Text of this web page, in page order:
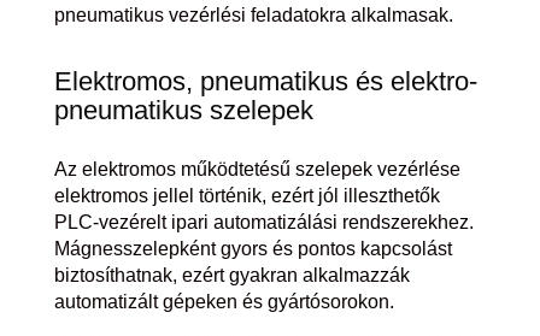
pneumatikus vezérlési feladatokra alkalmasak.
Elektromos, pneumatikus és elektro-
pneumatikus szelepek
Az elektromos működtetésű szelepek vezérlése
elektromos jellel történik, ezért jól illeszthetők
PLC-vezérelt ipari automatizálási rendszerekhez.
Mágnesszelepként gyors és pontos kapcsolást
biztosíthatnak, ezért gyakran alkalmazzák
automatizált gépeken és gyártósorokon.